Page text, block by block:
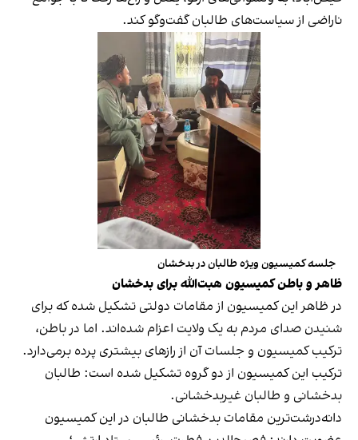
ناراضی از سیاست‌های طالبان گفت‌وگو کند.
جلسه کمیسیون ویژه طالبان در بدخشان
ظاهر و باطن کمیسیون هبت‌الله برای بدخشان
در ظاهر این کمیسیون از مقامات دولتی تشکیل شده که برای
شنیدن صدای مردم به یک ولایت اعزام شده‌اند. اما در باطن،
ترکیب کمیسیون و جلسات آن از رازهای بیشتری پرده برمی‌دارد.
ترکیب این کمیسیون از دو گروه تشکیل شده است: طالبان
بدخشانی و طالبان غیربدخشانی.
دانه‌درشت‌ترین مقامات بدخشانی طالبان در این کمیسیون